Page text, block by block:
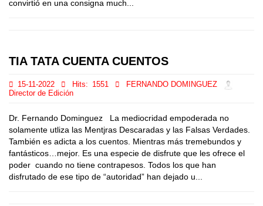
convirtió en una consigna much...
TIA TATA CUENTA CUENTOS
15-11-2022 Hits: 1551
FERNANDO DOMINGUEZ
Director de Edición
Dr. Fernando Dominguez La mediocridad empoderada no
solamente utliza las Mentjras Descaradas y las Falsas Verdades.
También es adicta a los cuentos. Mientras más tremebundos y
fantásticos…mejor. Es una especie de disfrute que les ofrece el
poder cuando no tiene contrapesos. Todos los que han
disfrutado de ese tipo de “autoridad” han dejado u...